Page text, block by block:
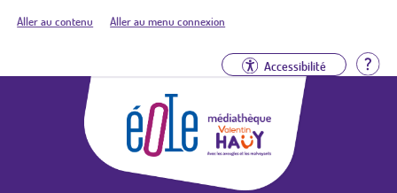
Aller au contenu Aller au menu connexion
Accessibilité